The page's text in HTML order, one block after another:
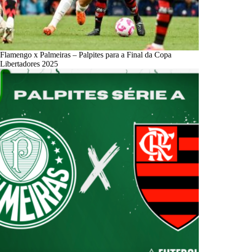
Flamengo x Palmeiras – Palpites para a Final da Copa
Libertadores 2025